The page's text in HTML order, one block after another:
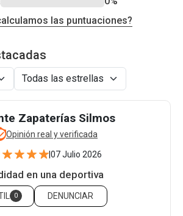
las puntuaciones?
Zapaterías Silmos
Opinión real y verificada
|07 Julio 2026
en una deportiva
0 DENUNCIAR